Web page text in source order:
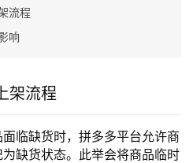
流程
响
架流程
面临缺货时，拼多多平台允许商
缺货状态。此举会将商品临时